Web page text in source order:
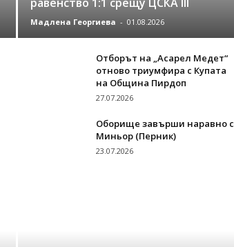
Мадлена Георгиева - 01.08.2026
Отборът на „Асарел Медет“
отново триумфира с Купата
на Община Пирдоп
27.07.2026
Оборище завърши наравно с
Миньор (Перник)
23.07.2026